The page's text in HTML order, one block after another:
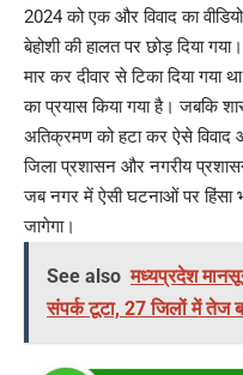
2024 को एक और विवाद का
बेहोशी की हालत पर छोड़ दिया
मार कर दीवार से टिका दिया
का प्रयास किया गया है। जबकि
अतिक्रमण को हटा कर ऐसे
जिला प्रशासन और नगरीय
जब नगर में ऐसी घटनाओं पर हिंसा
जागेगा।
See also मध्यप्रदेश
संपर्क टूटा, 27 जिलों में तेज